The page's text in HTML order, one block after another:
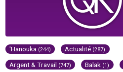
'Hanouka (244) Actualité (287)
Argent & Travail (747) Balak (1)